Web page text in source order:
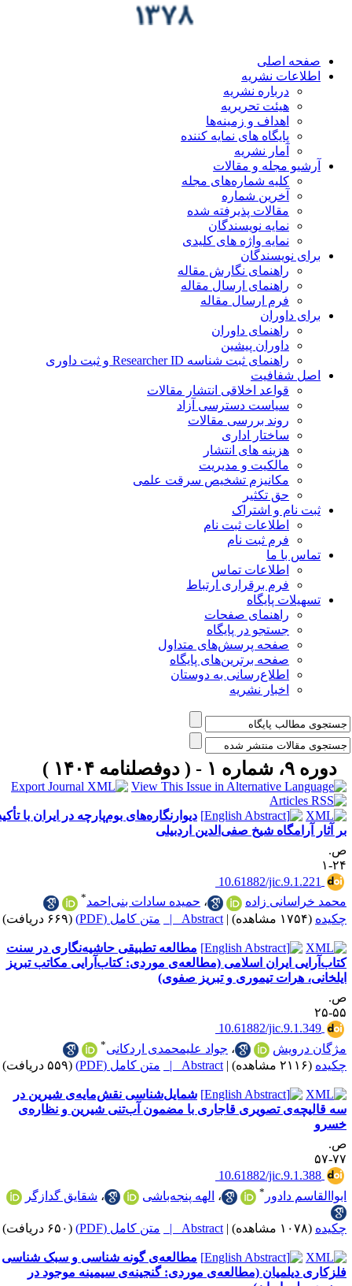
اصلی
نشریه
درباره نشریه
هیئت تحریریه
اهداف و زمینه‌ها
پایگاه های نمایه کننده
آمار نشریه
مجله و مقالات
کلیه شماره‌های مجله
آخرین شماره
مقالات پذیرفته شده
نمایه نویسندگان
نمایه واژه های کلیدی
نویسندگان
راهنمای نگارش مقاله
راهنمای ارسال مقاله
فرم ارسال مقاله
داوران
راهنمای داوران
داوران پیشین
راهنمای ثبت شناسه Researcher ID و ثبت داوری
شفافیت
قواعد اخلاقی انتشار مقالات
سیاست دسترسی آزاد
روند بررسی مقالات
ساختار اداری
هزینه های انتشار
مالکیت و مدیریت
ﻣﮑﺎﻧﯿﺰم ﺗﺸﺨﯿﺺ ﺳﺮﻗﺖ ﻋﻠﻤﯽ
حق تکثیر
نام و اشتراک
اطلاعات ثبت نام
فرم ثبت نام
با ما
اطلاعات تماس
فرم برقراری ارتباط
پایگاه
راهنمای صفحات
جستجو در پایگاه
صفحه پرسش‌های متداول
صفحه برترین‌های پایگاه
اطلاع‌رسانی به دوستان
اخبار نشریه
دیوار‌نگاره‌های بوم‌پارچه‌ در ایران با تأکید
شیخ صفی‌الدین اردبیلی
10.61882/
زاده
،حمیده سادات بنی‌احمد
|
Abstract | متن کامل (PDF) (۶۶۹ دریافت)
مطالعه‌ تطبیقی حاشیه‌نگاری در سنت
ایران اسلامی (مطالعه‌ی موردی: کتاب‌آرایی مکاتب تبریز
هرات تیموری و تبریز صفوی)
10.61882/
،جواد علیمحمدی اردکانی
|
Abstract | متن کامل (PDF) (۵۵۹ دریافت)
شمایل‌شناسی نقش‌مایه‌ی شیرین در
تصویری قاجاری با مضمون ‌آب‌تنی شیرین و نظاره‌ی
10.61882/
دادور
،الهه پنجه‌باشی ،شقایق گدازگر
|
Abstract | متن کامل (PDF) (۶۵۰ دریافت)
مطالعه‌ی گونه شناسی و سبک شناسی
دیلمیان (مطالعه‌ی موردی: گنجینه‌ی سیمینه موجود در